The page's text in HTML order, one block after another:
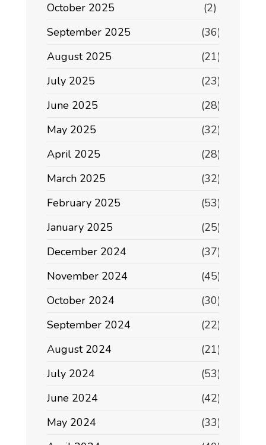
October 2025
(2)
September 2025
(36)
August 2025
(21)
July 2025
(23)
June 2025
(28)
May 2025
(32)
April 2025
(28)
March 2025
(32)
February 2025
(53)
January 2025
(25)
December 2024
(37)
November 2024
(45)
October 2024
(30)
September 2024
(22)
August 2024
(21)
July 2024
(53)
June 2024
(42)
May 2024
(33)